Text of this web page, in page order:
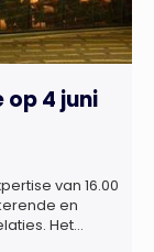
op 4 juni
van 16.00
en
Het